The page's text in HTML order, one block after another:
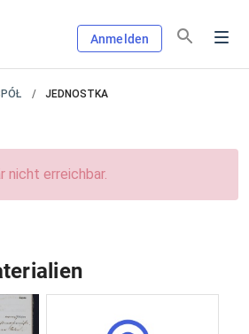
Anmelden
JEDNOSTKA
erreichbar.